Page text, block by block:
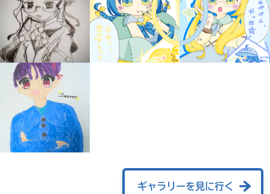
みんなの絵が
見られる
ギャラリー
ギャラリーを見に行く